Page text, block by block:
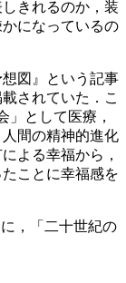
きれるのか，装
になっているの
図』という記事
されていた．こ
」として医療，
間の精神的進化
よる幸福から，
ことに幸福感を
，「二十世紀の